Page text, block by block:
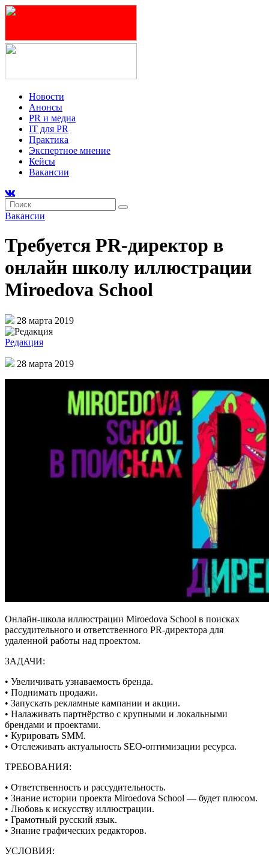
Новости
Анонсы
PR и медиа
IT для PR
Практика
Экспертное мнение
Кейсы
Вакансии
Вакансии
Требуется PR-директор в
онлайн школу иллюстрации
Miroedova School
28 марта 2019
Редакция
28 марта 2019
Онлайн-школа иллюстрации Miroedova School в поисках
рассудительного и ответственного PR-директора для
удаленной работы над проектом.
ЗАДАЧИ:
• Увеличивать узнаваемость бренда.
• Поднимать продажи.
• Запускать рекламные кампании и акции.
• Налаживать партнёрство с крупными и локальными
брендами и проектами.
• Курировать SMM.
• Отслеживать актуальность SEO-оптимизации ресурса.
ТРЕБОВАНИЯ:
• Ответственность и рассудительность.
• Знание истории проекта Miroedova School — будет плюсом.
• Любовь к искусству иллюстрации.
• Грамотный русский язык.
• Знание графических редакторов.
УСЛОВИЯ: